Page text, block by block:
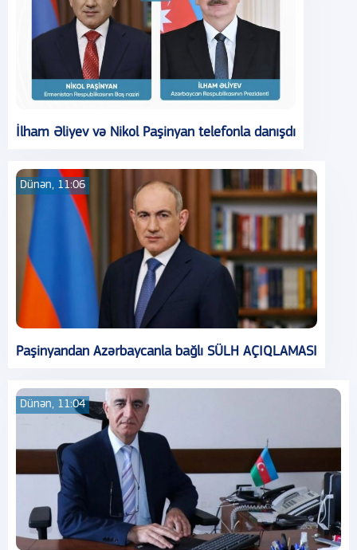
İlham Əliyev və Nikol Paşinyan telefonla danışdı
Dünən, 11:06
Paşinyandan Azərbaycanla bağlı SÜLH AÇIQLAMASI
Dünən, 11:04